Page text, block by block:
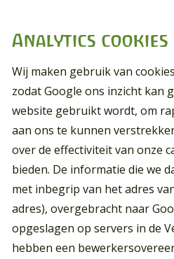
Waar ben je naar op zoek?
Analytics cookies
Wij maken gebruik van
zodat Google ons inzicht kan
website gebruikt wordt, om
aan ons te kunnen
over de effectiviteit van onze
bieden. De informatie die we
met inbegrip van het adres
adres), overgebracht naar
opgeslagen op servers in de
hebben een